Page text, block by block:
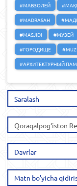
#МАВЗОЛЕЙ
#MADRASAH
#MASJIDI
#МУЗЕЙ
#ГОРОДИЩЕ
#АРХИТЕКТУРНЫЙ
Saralash
Qoraqalpog‘iston
Davrlar